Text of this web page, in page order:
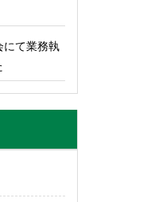
にて業務執